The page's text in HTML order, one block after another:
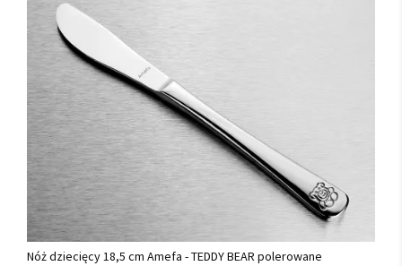
Nóż dziecięcy 18,5 cm Amefa - TEDDY BEAR polerowane